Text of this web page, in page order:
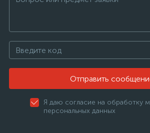
Отправить
Я даю согласие на обработку
персональных данных